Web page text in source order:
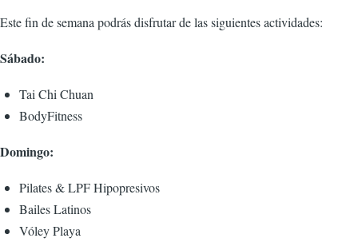
Este fin de semana podrás disfrutar de las siguientes actividades:
Sábado:
Tai Chi Chuan
BodyFitness
Domingo:
Pilates & LPF Hipopresivos
Bailes Latinos
Vóley Playa